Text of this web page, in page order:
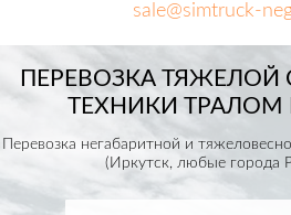
sale@simtruck-
ПЕРЕВОЗКА ТЯЖЕЛОЙ
ТЕХНИКИ ТРАЛОМ
Перевозка негабаритной и
(Иркутск, любые города